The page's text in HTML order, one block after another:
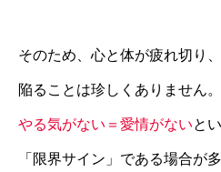
そのため、心と体が疲れ切り
陥ることは珍しくありません。
やる気がない＝愛情がないと
「限界サイン」である場合が